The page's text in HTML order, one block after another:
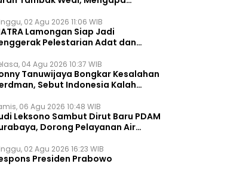
02 Agu 2026 11:06 WIB
Lamongan Siap Jadi
Pelestarian Adat dan
04 Agu 2026 10:37 WIB
Tanuwijaya Bongkar Kesalahan
Sebut Indonesia Kalah
06 Agu 2026 10:48 WIB
Leksono Sambut Dirut Baru PDAM
Dorong Pelayanan Air
02 Agu 2026 16:23 WIB
Presiden Prabowo